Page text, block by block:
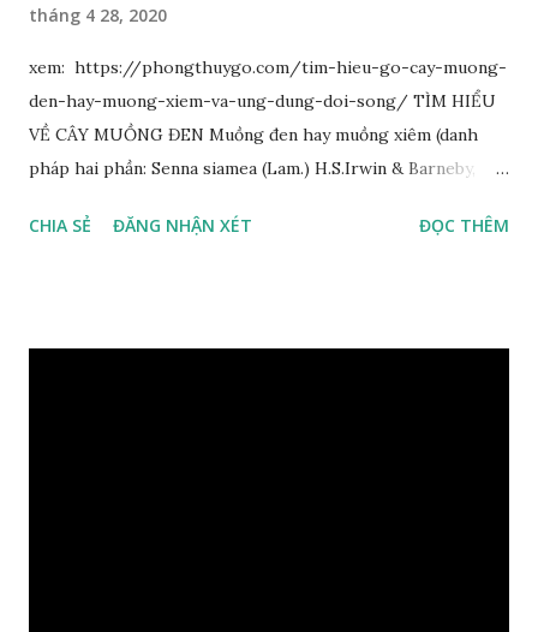
tháng 4 28, 2020
xem: https://phongthuygo.com/tim-hieu-go-cay-muong-
den-hay-muong-xiem-va-ung-dung-doi-song/ TÌM HIỂU
VỀ CÂY MUỒNG ĐEN Muồng đen hay muồng xiêm (danh
pháp hai phần: Senna siamea (Lam.) H.S.Irwin & Barneby,
(Fabaceae). Là cây nguyên sản ở vùng Đông Nam Á. Ở Việt
CHIA SẺ ĐĂNG NHẬN XÉT ĐỌC THÊM